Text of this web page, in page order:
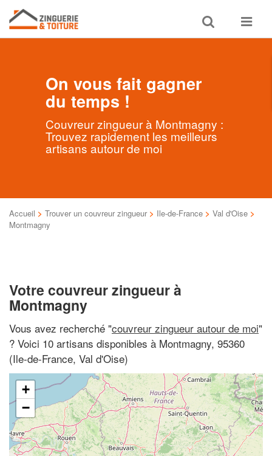
Toggle
search
Toggle
On vous fait gagner
du temps !
Couvreur zingueur à Montmagny :
Trouvez rapidement les meilleurs
artisans autour de moi
Accueil > Trouver un couvreur zingueur > Ile-de-France > Val d'Oise >
Montmagny
Votre couvreur zingueur à
Montmagny
Vous avez recherché "couvreur zingueur autour de moi"
? Voici 10 artisans disponibles à Montmagny, 95360
(Ile-de-France, Val d'Oise)
+
−